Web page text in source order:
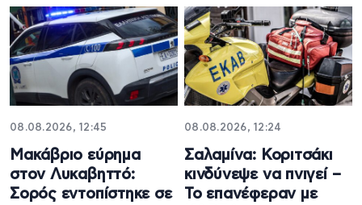
08.08.2026, 12:45
Μακάβριο εύρημα
στον Λυκαβηττό:
Σορός εντοπίστηκε σε
08.08.2026, 12:24
Σαλαμίνα: Κοριτσάκι
κινδύνεψε να πνιγεί –
Το επανέφεραν με